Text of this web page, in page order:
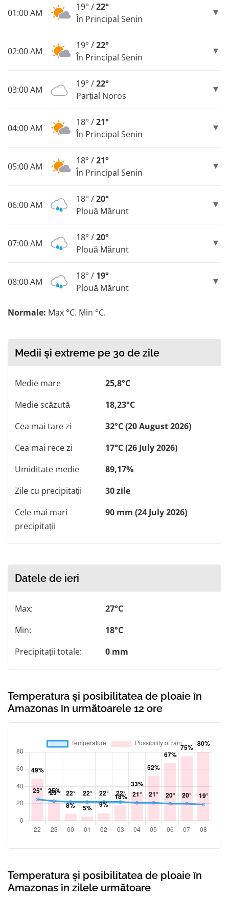
01:00 AM
19° /22°
În Principal Senin
02:00 AM
19° /22°
În Principal Senin
03:00 AM
19° /22°
Parțial Noros
04:00 AM
18° /21°
În Principal Senin
05:00 AM
18° /21°
În Principal Senin
06:00 AM
18° /20°
Plouă Mărunt
07:00 AM
18° /20°
Plouă Mărunt
08:00 AM
18° / 19°
Plouă Mărunt
Normale: Max °C. Min °C.
Medii și extreme pe 30 de zile
Medie mare
25,8°C
Medie scăzută
18,23°C
Cea mai tare zi
32°C (20 August 2026)
Cea mai rece zi
17°C (26 July 2026)
Umiditate medie
89,17%
Zile cu precipitații
30 zile
Cele mai mari
precipitații
90 mm (24 July 2026)
Datele de ieri
Max:
27°C
Min:
18°C
Precipitații totale:
0 mm
Temperatura și posibilitatea de ploaie în
Amazonas în următoarele 12 ore
Temperatura și posibilitatea de ploaie în
Amazonas în zilele următoare